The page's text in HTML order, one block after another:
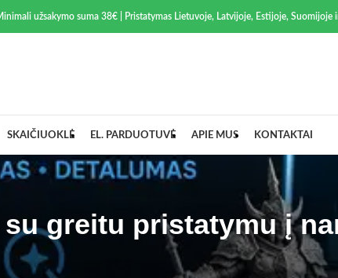
užsakymo suma 38€ | Pristatymas Lietuvoje, Latvijoje, Estijoje, Suomijoje
SKAIČIUOKLĖ EL. PARDUOTUVĖ APIE MUS KONTAKTAI
greitu pristatymu į